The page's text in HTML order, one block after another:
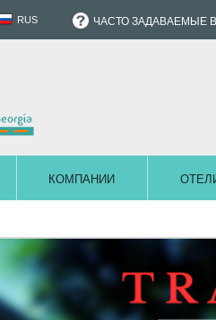
RUS ЧАСТО ЗАДАВАЕМЫЕ
КОМПАНИИ